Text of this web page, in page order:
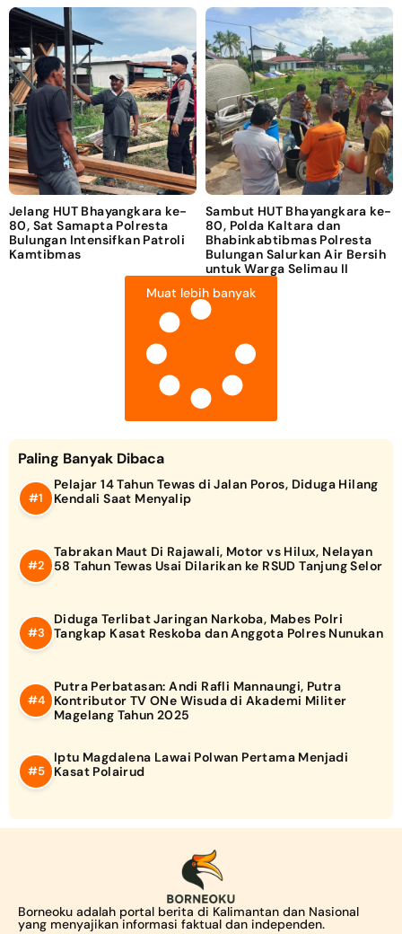
Jelang HUT Bhayangkara ke-
80, Sat Samapta Polresta
Bulungan Intensifkan Patroli
Kamtibmas
Sambut HUT Bhayangkara ke-
80, Polda Kaltara dan
Bhabinkabtibmas Polresta
Bulungan Salurkan Air Bersih
untuk Warga Selimau II
Muat lebih banyak
Paling Banyak Dibaca
Pelajar 14 Tahun Tewas di Jalan Poros, Diduga Hilang
Kendali Saat Menyalip
Tabrakan Maut Di Rajawali, Motor vs Hilux, Nelayan
58 Tahun Tewas Usai Dilarikan ke RSUD Tanjung Selor
Diduga Terlibat Jaringan Narkoba, Mabes Polri
Tangkap Kasat Reskoba dan Anggota Polres Nunukan
Putra Perbatasan: Andi Rafli Mannaungi, Putra
Kontributor TV ONe Wisuda di Akademi Militer
Magelang Tahun 2025
Iptu Magdalena Lawai Polwan Pertama Menjadi
Kasat Polairud
Borneoku adalah portal berita di Kalimantan dan Nasional
yang menyajikan informasi faktual dan independen.